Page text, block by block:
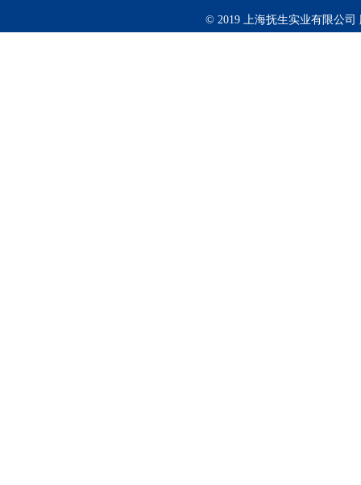
© 2019 上海抚生实业有限公司